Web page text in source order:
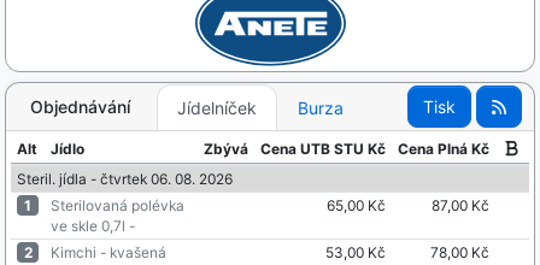
Objednávání Jídelníček Burza Tisk
Alt Jídlo Zbývá Cena UTB STU Kč
Cena Plná Kč
Steril. jídla - čtvrtek 06. 08. 2026
1
Sterilovaná polévka
ve skle 0,7l -
65,00 Kč 87,00 Kč
2
Kimchi - kvašená
53,00 Kč 78,00 Kč